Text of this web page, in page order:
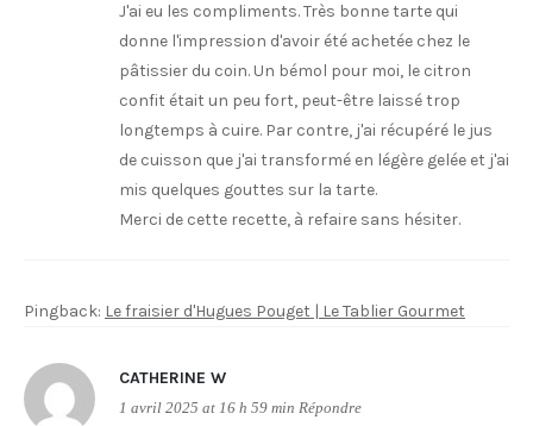
J'ai eu les compliments. Très bonne tarte qui
donne l'impression d'avoir été achetée chez le
pâtissier du coin. Un bémol pour moi, le citron
confit était un peu fort, peut-être laissé trop
longtemps à cuire. Par contre, j'ai récupéré le jus
de cuisson que j'ai transformé en légère gelée et j'ai
mis quelques gouttes sur la tarte.
Merci de cette recette, à refaire sans hésiter.
Pingback: Le fraisier d'Hugues Pouget | Le Tablier Gourmet
CATHERINE W
1 avril 2025 at 16 h 59 min Répondre